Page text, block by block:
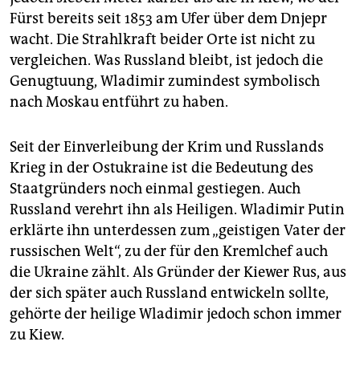
Fürst bereits seit 1853 am Ufer über dem Dnjepr
wacht. Die Strahlkraft beider Orte ist nicht zu
vergleichen. Was Russland bleibt, ist jedoch die
Genugtuung, Wladimir zumindest symbolisch
nach Moskau entführt zu haben.
Seit der Einverleibung der Krim und Russlands
Krieg in der Ostukraine ist die Bedeutung des
Staatgründers noch einmal gestiegen. Auch
Russland verehrt ihn als Heiligen. Wladimir Putin
erklärte ihn unterdessen zum „geistigen Vater der
russischen Welt“, zu der für den Kremlchef auch
die Ukraine zählt. Als Gründer der Kiewer Rus, aus
der sich später auch Russland entwickeln sollte,
gehörte der heilige Wladimir jedoch schon immer
zu Kiew.